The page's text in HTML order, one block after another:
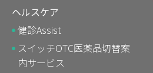
ヘルスケア
健診Assist
スイッチOTC医薬品切替案
内サービス